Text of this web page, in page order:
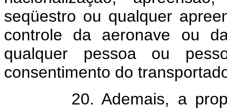
seqüestro ou qualquer
controle da aeronave ou
qualquer pessoa ou
consentimento do
20. Ademais, a